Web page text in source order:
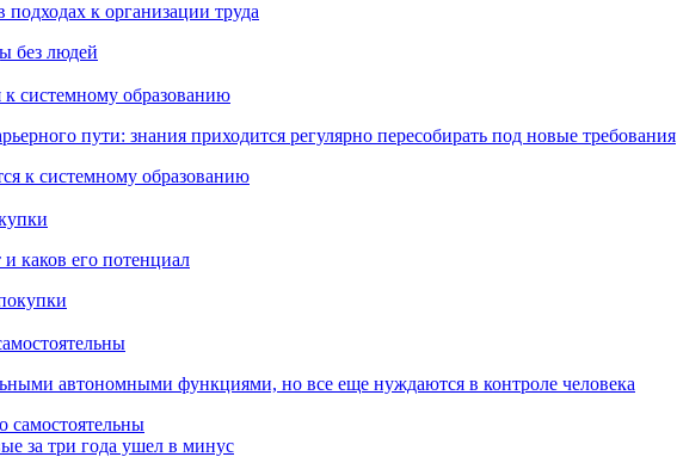
к организации труда
к системному образованию
пути: знания приходится регулярно пересобирать под новые требования
каков его потенциал
автономными функциями, но все еще нуждаются в контроле человека
за три года ушел в минус